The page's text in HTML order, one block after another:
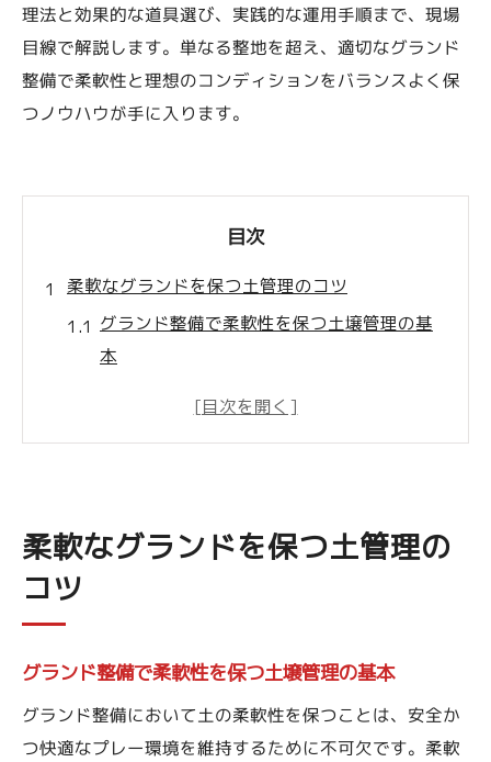
理法と効果的な道具選び、実践的な運用手順まで、現場
目線で解説します。単なる整地を超え、適切なグランド
整備で柔軟性と理想のコンディションをバランスよく保
つノウハウが手に入ります。
目次
柔軟なグランドを保つ土管理のコツ
グランド整備で柔軟性を保つ土壌管理の基
本
土の固めすぎを防ぐグランド整備の工夫
点
選び方
トンボや牽引式器具を使った効率的な整備
方法
柔軟なグランドを保つ土管理の
コツ
グランド整備で柔軟性を保つ土壌管理の基本
グランド整備において土の柔軟性を保つことは、安全か
つ快適なプレー環境を維持するために不可欠です。柔軟